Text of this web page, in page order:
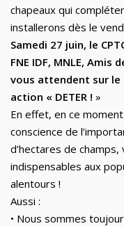
chapeaux qui complé
installerons dès le
Samedi 27 juin, le
FNE IDF, MNLE, Amis
vous attendent sur le
action « DETER ! »
En effet, en ce
conscience de
d’hectares de
indispensables aux
alentours !
Aussi :
• Nous sommes